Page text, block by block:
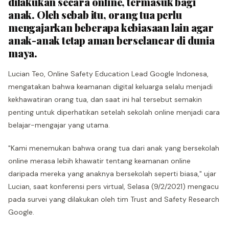
anak. Oleh sebab itu, orang tua perlu
mengajarkan beberapa kebiasaan lain agar
anak-anak tetap aman berselancar di dunia
maya.
Lucian Teo, Online Safety Education Lead Google Indonesa,
mengatakan bahwa keamanan digital keluarga selalu menjadi
kekhawatiran orang tua, dan saat ini hal tersebut semakin
penting untuk diperhatikan setelah sekolah online menjadi cara
belajar-mengajar yang utama.
"Kami menemukan bahwa orang tua dari anak yang bersekolah
online merasa lebih khawatir tentang keamanan online
daripada mereka yang anaknya bersekolah seperti biasa," ujar
Lucian, saat konferensi pers virtual, Selasa (9/2/2021) mengacu
pada survei yang dilakukan oleh tim Trust and Safety Research
Google.